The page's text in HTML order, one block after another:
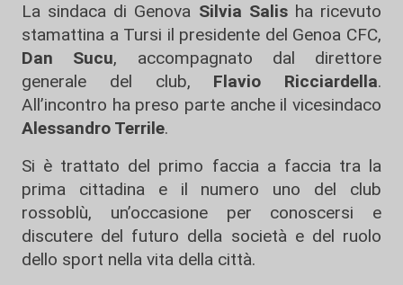
La sindaca di Genova Silvia Salis ha ricevuto
stamattina a Tursi il presidente del Genoa CFC,
Dan Sucu, accompagnato dal direttore
generale del club, Flavio Ricciardella.
All’incontro ha preso parte anche il vicesindaco
Alessandro Terrile.
Si è trattato del primo faccia a faccia tra la
prima cittadina e il numero uno del club
rossoblù, un’occasione per conoscersi e
discutere del futuro della società e del ruolo
dello sport nella vita della città.